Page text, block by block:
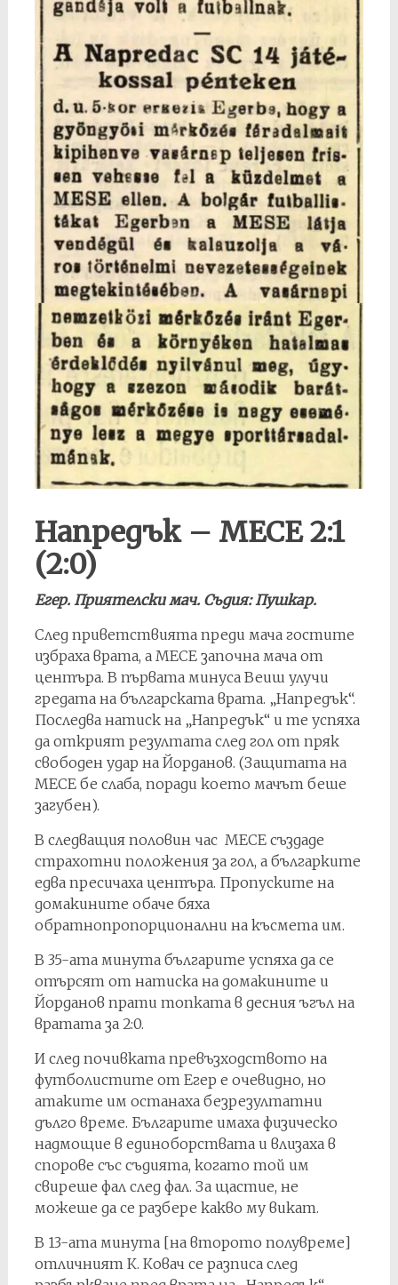
Напредък – МЕСЕ 2:1
(2:0)
Егер. Приятелски мач. Съдия: Пушкар.
След приветствията преди мача гостите
избраха врата, а МЕСЕ започна мача от
центъра. В първата минуса Веиш улучи
гредата на българската врата. „Напредък“.
Последва натиск на „Напредък“ и те успяха
да открият резултата след гол от пряк
свободен удар на Йорданов. (Защитата на
МЕСЕ бе слаба, поради което мачът беше
загубен).
В следващия половин час МЕСЕ създаде
страхотни положения за гол, а българките
едва пресичаха центъра. Пропуските на
домакините обаче бяха
обратнопропорционални на късмета им.
В 35-ата минута българите успяха да се
отърсят от натиска на домакините и
Йорданов прати топката в десния ъгъл на
вратата за 2:0.
И след почивката превъзходството на
футболистите от Егер е очевидно, но
атаките им останаха безрезултатни
дълго време. Българите имаха физическо
надмощие в единоборствата и влизаха в
спорове със съдията, когато той им
свиреше фал след фал. За щастие, не
можеше да се разбере какво му викат.
В 13-ата минута [на второто полувреме]
отличният К. Ковач се разписа след